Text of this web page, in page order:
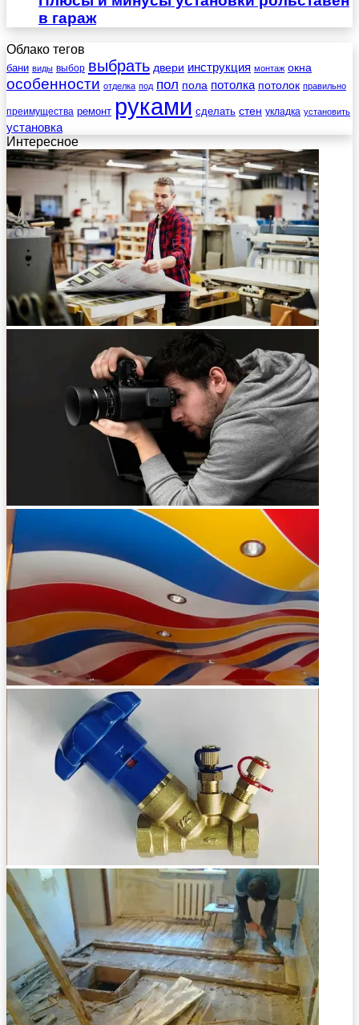
в гараж
Облако тегов
бани виды выбор выбрать двери инструкция монтаж окна
особенности отделка под пол пола потолка потолок правильно
преимущества ремонт руками сделать стен укладка установить
установка
Интересное